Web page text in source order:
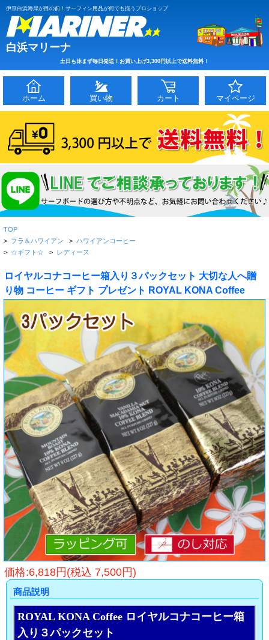
伊豆白浜海岸が目の前！サーフィン用品が何でも揃うプロショップ
白浜マリーナ
土日も休まず毎日発送！お買い上げ3,300円以上で送料無料！
ホーム 買い物 カート マイページ
TOP
> フラ＆ハワイアン > ハワイアンコーヒー
> ☆ギフト☆ > レディース
ロイヤルコナコーヒー箱入り３パックセット 大切な人へ贈
り物 コーヒー ギフト プレゼント ROYAL KONA Coffee
価格:6,818円(税込 7,500円)
商品説明
ROYAL KONA Coffee ロイヤルコナコーヒー箱
入り３パックセット